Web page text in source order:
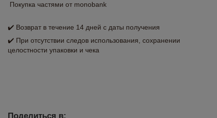
Покупка частями от monobank
✔️ Возврат в течение 14 дней с даты получения
✔️ При отсутствии следов использования, сохранении
целостности упаковки и чека
Поделиться в: